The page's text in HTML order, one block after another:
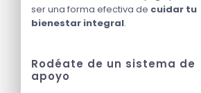
ser una forma efectiva de cuidar tu
bienestar integral.
Rodéate de un sistema de
apoyo